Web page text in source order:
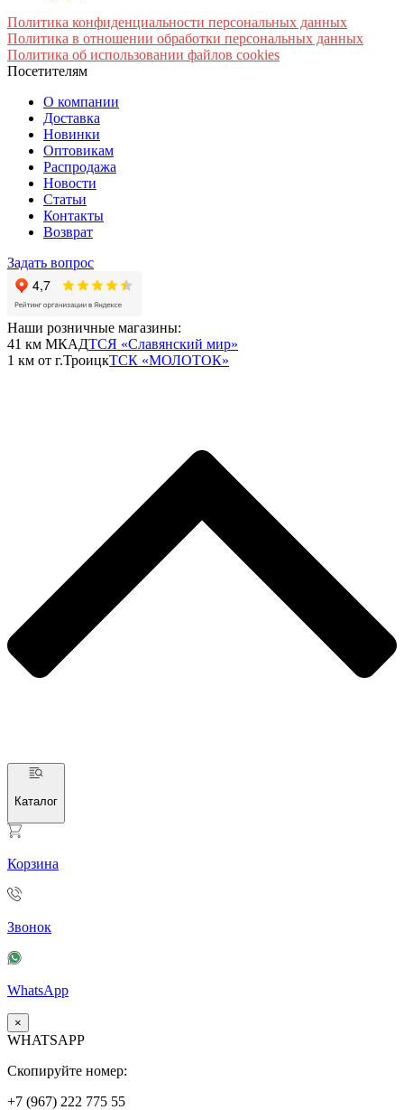
Политика конфиденциальности персональных данных
Политика в отношении обработки персональных данных
Политика об использовании файлов cookies
Посетителям
О компании
Доставка
Новинки
Оптовикам
Распродажа
Новости
Статьи
Контакты
Возврат
Задать вопрос
Наши розничные магазины:
41 км МКАДТСЯ «Славянский мир»
1 км от г.ТроицкТСК «МОЛОТОК»
Каталог
Корзина
Звонок
WhatsApp
×
WHATSAPP
Скопируйте номер:
+7 (967) 222 775 55